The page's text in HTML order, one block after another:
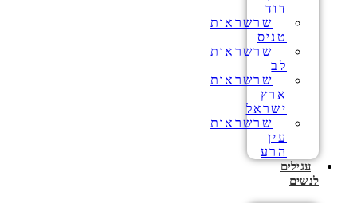
דוד
שרשראות
טניס
שרשראות
לב
שרשראות
ארץ
ישראל
שרשראות
עין
הרע
עגילים
לנשים